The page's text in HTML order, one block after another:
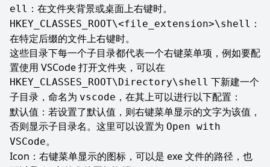
ell ：在文件夹背景或桌面上右键时。
HKEY_CLASSES_ROOT\<file_extension>\shell ：
在特定后缀的文件上右键时。
这些目录下每一个子目录都代表一个右键菜单项，例如要配
置使用 VSCode 打开文件夹，可以在
HKEY_CLASSES_ROOT\Directory\shell 下新建一个
子目录，命名为 vscode ，在其上可以进行以下配置：
默认值：若设置了默认值，则右键菜单显示的文字为该值，
否则显示子目录名。这里可以设置为 Open with
VSCode。
Icon：右键菜单显示的图标，可以是 exe 文件的路径，也